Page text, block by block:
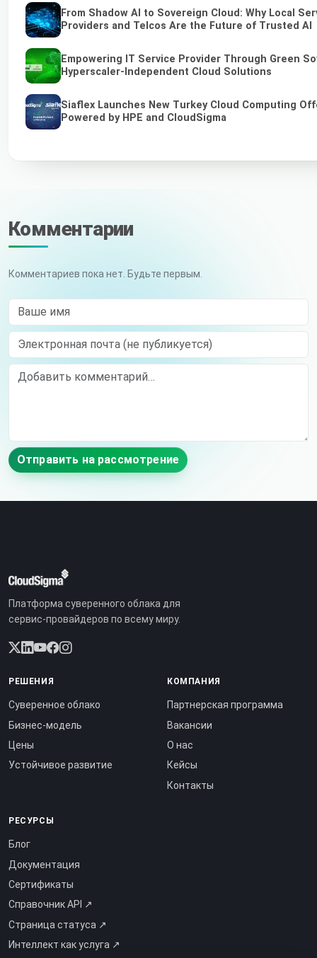
From Shadow AI to Sovereign Cloud: Why Local
Providers and Telcos Are the Future of Trusted AI
Empowering IT Service Provider Through Green
Hyperscaler-Independent Cloud Solutions
Siaflex Launches New Turkey Cloud Computing
Powered by HPE and CloudSigma
Комментарии
Комментариев пока нет. Будьте первым.
Ваше имя
Электронная почта (не публикуется)
Comment
Отправить на рассмотрение
Платформа суверенного облака для
сервис-провайдеров по всему миру.
РЕШЕНИЯ
Суверенное облако
Бизнес-модель
Цены
Устойчивое развитие
КОМПАНИЯ
Партнерская программа
Вакансии
О нас
Кейсы
Контакты
РЕСУРСЫ
Блог
Документация
Сертификаты
Справочник API ↗
Страница статуса ↗
Интеллект как услуга ↗